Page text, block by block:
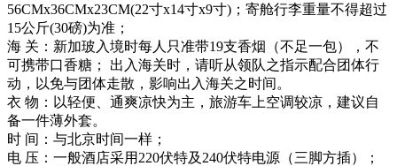
56CMx36CMx23CM(22寸x14寸x9寸)；寄舱行李重量不得超过
15公斤(30磅)为准；
海 关：新加玻入境时每人只准带19支香烟（不足一包），不
可携带口香糖； 出入海关时，请听从领队之指示配合团体行
动，以免与团体走散，影响出入海关之时间。
衣 物：以轻便、通爽凉快为主，旅游车上空调较凉，建议自
备一件薄外套。
时 间：与北京时间一样；
电 压：一般酒店采用220伏特及240伏特电源（三脚方插）；